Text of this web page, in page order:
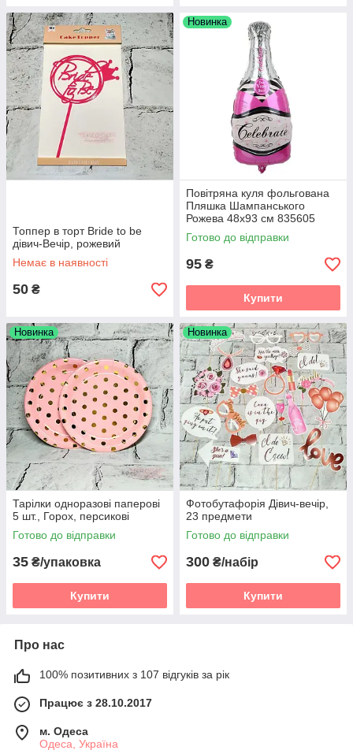
Топпер в торт Bride to be
дівич-Вечір, рожевий
Немає в наявності
50 ₴
Новинка
Повітряна куля фольгована
Пляшка Шампанського
Рожева 48х93 см 835605
Готово до відправки
95 ₴
Купити
Новинка
Тарілки одноразові паперові
5 шт., Горох, персикові
Готово до відправки
35 ₴/упаковка
Купити
Новинка
Фотобутафорія Дівич-вечір,
23 предмети
Готово до відправки
300 ₴/набір
Купити
Про нас
100% позитивних з 107 відгуків за рік
Працює з 28.10.2017
м. Одеса
Одеса, Україна